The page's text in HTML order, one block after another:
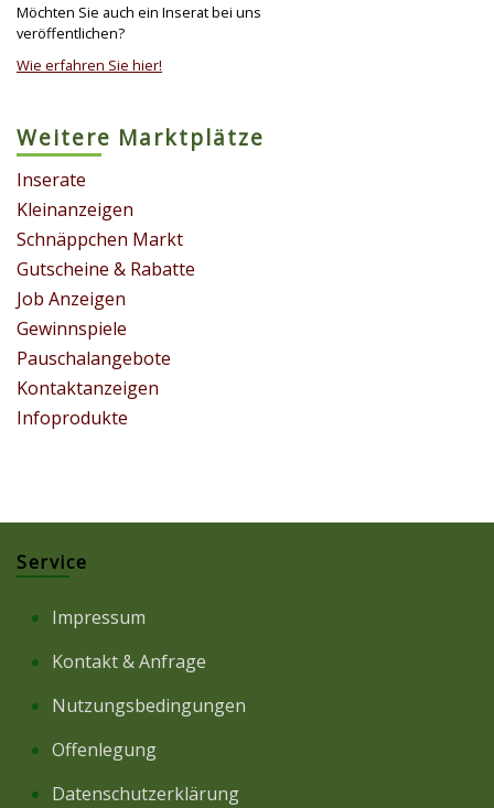
Möchten Sie auch ein Inserat bei uns
veröffentlichen?
Wie erfahren Sie hier!
Weitere Marktplätze
Inserate
Kleinanzeigen
Schnäppchen Markt
Gutscheine & Rabatte
Job Anzeigen
Gewinnspiele
Pauschalangebote
Kontaktanzeigen
Infoprodukte
Service
Impressum
Kontakt & Anfrage
Nutzungsbedingungen
Offenlegung
Datenschutzerklärung